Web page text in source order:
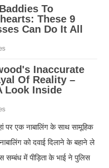
पर एक नाबालिंग के साथ सामूहिक
को दवाई दिलाने के बहाने ले
सम्बंध में पीड़िता के भाई ने पुलिस